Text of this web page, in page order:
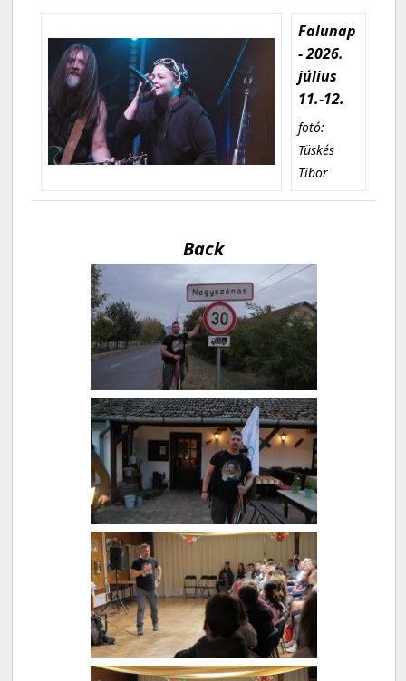
Falunap
- 2026.
július
11.-12.
fotó:
Tüskés
Tibor
Back